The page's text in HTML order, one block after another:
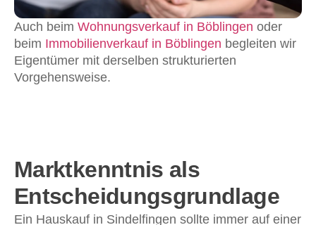
Auch beim Wohnungsverkauf in Böblingen oder
beim Immobilienverkauf in Böblingen begleiten wir
Eigentümer mit derselben strukturierten
Vorgehensweise.
Marktkenntnis als
Entscheidungsgrundlage
Ein Hauskauf in Sindelfingen sollte immer auf einer